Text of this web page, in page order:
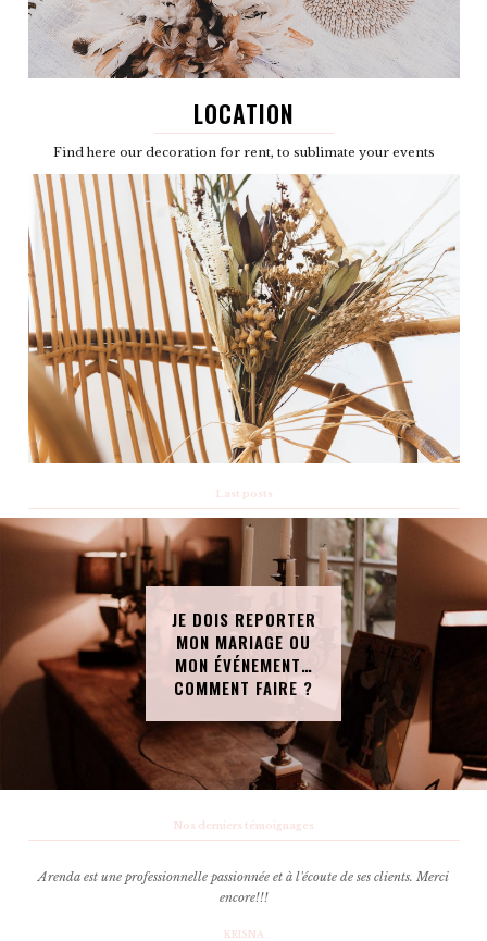
LOCATION
Find here our decoration for rent, to sublimate your events
Last posts
JE DOIS REPORTER
MON MARIAGE OU
MON ÉVÉNEMENT…
COMMENT FAIRE ?
Nos derniers témoignages
Arenda est une professionnelle passionnée et à l'écoute de ses clients. Merci
encore!!!
KRISNA